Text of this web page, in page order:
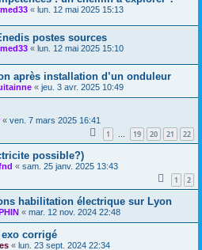
« lun. 12 mai 2025 15:13
postes sources
« lun. 12 mai 2025 15:10
après installation d’un onduleur
« jeu. 3 avr. 2025 10:49
« ven. 7 mars 2025 16:41
1 … 19 20 21 22
possible?)
« sam. 25 janv. 2025 13:43
1 2
habilitation électrique sur Lyon
« mar. 12 nov. 2024 22:48
corrigé
« lun. 23 sept. 2024 22:34